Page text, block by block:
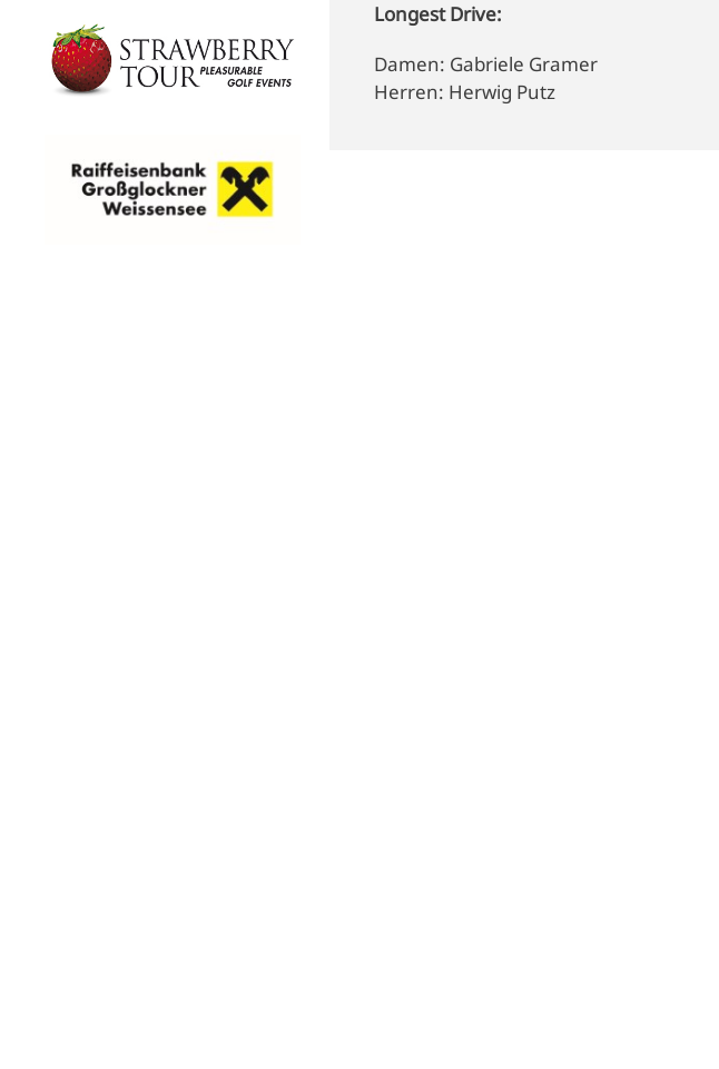
Longest Drive:
Damen: Gabriele Gramer
Herren: Herwig Putz